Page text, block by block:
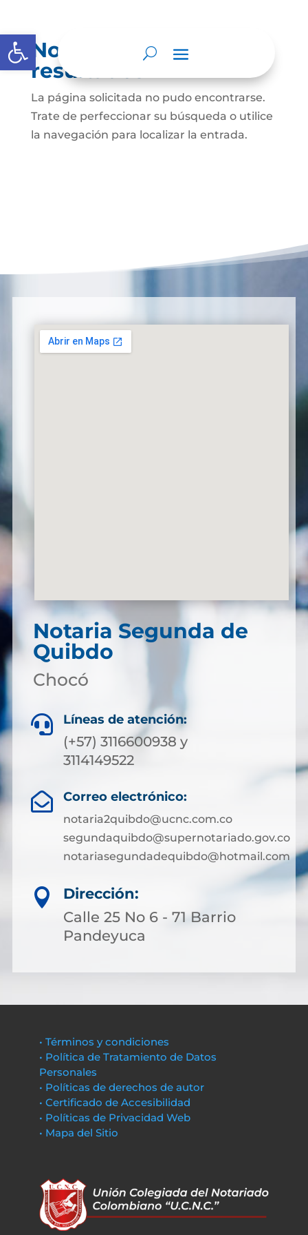
Abrir barra de herramientas
No se encontraron
resultados
La página solicitada no pudo encontrarse.
Trate de perfeccionar su búsqueda o utilice
la navegación para localizar la entrada.
Notaria Segunda de
Quibdo
Chocó
 Líneas de atención:
(+57) 3116600938 y
3114149522
 Correo electrónico:
notaria2quibdo@ucnc.com.co
segundaquibdo@supernotariado.gov.co
notariasegundadequibdo@hotmail.com

Dirección:
Calle 25 No 6 - 71 Barrio
Pandeyuca
• Términos y condiciones
• Política de Tratamiento de Datos
Personales
• Políticas de derechos de autor
• Certificado de Accesibilidad
• Políticas de Privacidad Web
• Mapa del Sitio